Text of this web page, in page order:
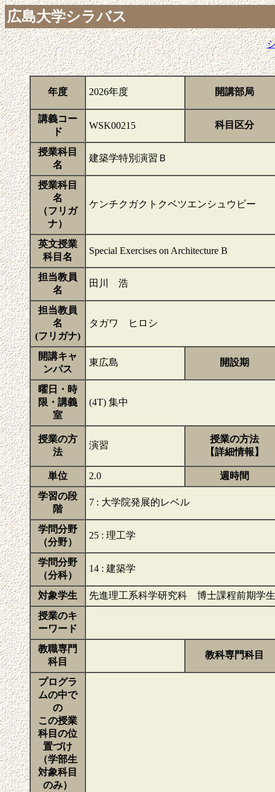
広島大学シラバス
年度 2026年度 開講部局
講義コー
ド
WSK00215 科目区分
授業科目
名
建築学特別演習Ｂ
授業科目
名
（フリガ
ナ）
ケンチクガクトクベツエンシュウビー
英文授業
科目名
Special Exercises on Architecture B
担当教員
名
田川 浩
担当教員
名
(フリガナ)
タガワ ヒロシ
開講キャ
ンパス
東広島 開設期
曜日・時
限・講義
室
(4T) 集中
授業の方
法
演習
授業の方法
【詳細情報】
単位 2.0
週時間
学習の段
階
7 : 大学院発展的レベル
学問分野
（分野）
25 : 理工学
学問分野
（分科）
14 : 建築学
対象学生
先進理工系科学研究科 博士課程前期学生
授業のキ
ーワード
教職専門
科目
教科専門科目
プログラ
ムの中で
の
この授業
科目の位
置づけ
（学部生
対象科目
のみ）